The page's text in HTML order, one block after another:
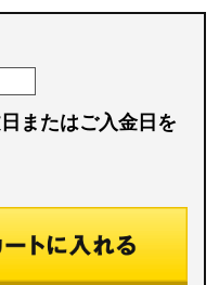
またはご入金日を